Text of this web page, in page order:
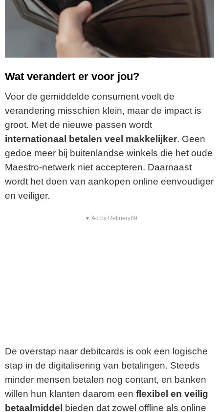
Wat verandert er voor jou?
Voor de gemiddelde consument voelt de
verandering misschien klein, maar de impact is
groot. Met de nieuwe passen wordt
internationaal betalen veel makkelijker. Geen
gedoe meer bij buitenlandse winkels die het oude
Maestro-netwerk niet accepteren. Daarnaast
wordt het doen van aankopen online eenvoudiger
en veiliger.
▼ Ad by Refinery89
De overstap naar debitcards is ook een logische
stap in de digitalisering van betalingen. Steeds
minder mensen betalen nog contant, en banken
willen hun klanten daarom een flexibel en veilig
betaalmiddel
bieden dat zowel offline als online